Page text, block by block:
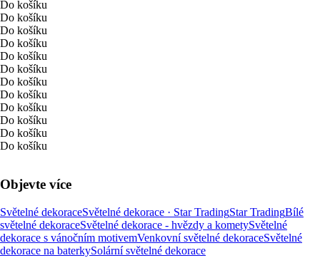
Do košíku
Do košíku
Do košíku
Do košíku
Do košíku
Do košíku
Do košíku
Do košíku
Do košíku
Do košíku
Do košíku
Do košíku
Objevte více
Světelné dekoraceSvětelné dekorace · Star TradingStar TradingBílé
světelné dekoraceSvětelné dekorace - hvězdy a kometySvětelné
dekorace s vánočním motivemVenkovní světelné dekoraceSvětelné
dekorace na baterkySolární světelné dekorace